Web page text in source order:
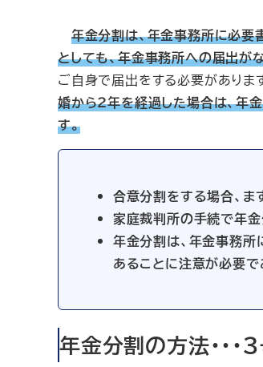
年金分割は、年金事務所に必
としても、年金事務所への届出が
ご自身で届出をする必要がありま
婚から２年を経過した場合は、年
す。
合意分割をする場合、ま
家庭裁判所の手続で年金
年金分割は、年金事務
あることに注意が必要で
年金分割の方法・・・